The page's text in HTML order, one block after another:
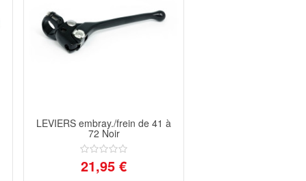
LEVIERS embray./frein de 41 à
72 Noir
21,95 €